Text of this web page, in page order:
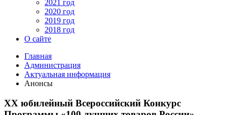
2021 год
2020 год
2019 год
2018 год
О сайте
Главная
Администрация
Актуальная информация
Анонсы
XX юбилейный Всероссийский Конкурс